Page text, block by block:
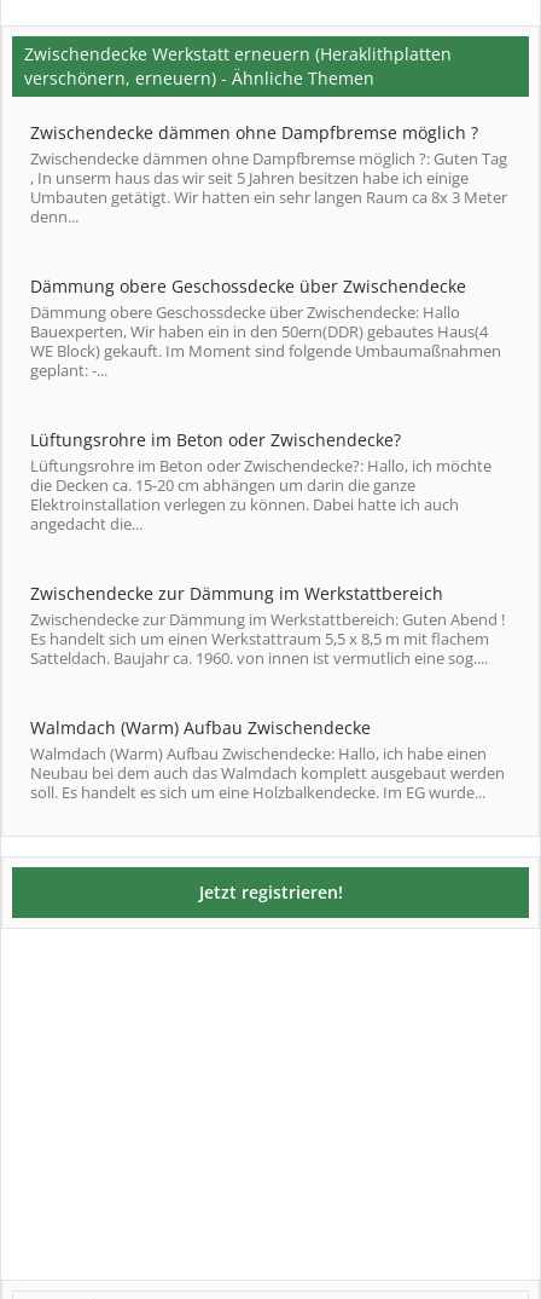
Zwischendecke Werkstatt erneuern (Heraklithplatten
verschönern, erneuern) - Ähnliche Themen
Zwischendecke dämmen ohne Dampfbremse möglich ?
Zwischendecke dämmen ohne Dampfbremse möglich ?: Guten Tag
, In unserm haus das wir seit 5 Jahren besitzen habe ich einige
Umbauten getätigt. Wir hatten ein sehr langen Raum ca 8x 3 Meter
denn...
Dämmung obere Geschossdecke über Zwischendecke
Dämmung obere Geschossdecke über Zwischendecke: Hallo
Bauexperten, Wir haben ein in den 50ern(DDR) gebautes Haus(4
WE Block) gekauft. Im Moment sind folgende Umbaumaßnahmen
geplant: -...
Lüftungsrohre im Beton oder Zwischendecke?
Lüftungsrohre im Beton oder Zwischendecke?: Hallo, ich möchte
die Decken ca. 15-20 cm abhängen um darin die ganze
Elektroinstallation verlegen zu können. Dabei hatte ich auch
angedacht die...
Zwischendecke zur Dämmung im Werkstattbereich
Zwischendecke zur Dämmung im Werkstattbereich: Guten Abend !
Es handelt sich um einen Werkstattraum 5,5 x 8,5 m mit flachem
Satteldach. Baujahr ca. 1960. von innen ist vermutlich eine sog....
Walmdach (Warm) Aufbau Zwischendecke
Walmdach (Warm) Aufbau Zwischendecke: Hallo, ich habe einen
Neubau bei dem auch das Walmdach komplett ausgebaut werden
soll. Es handelt es sich um eine Holzbalkendecke. Im EG wurde...
Jetzt registrieren!